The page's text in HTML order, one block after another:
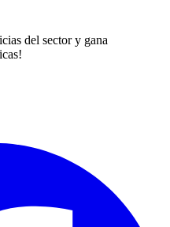
del sector y gana